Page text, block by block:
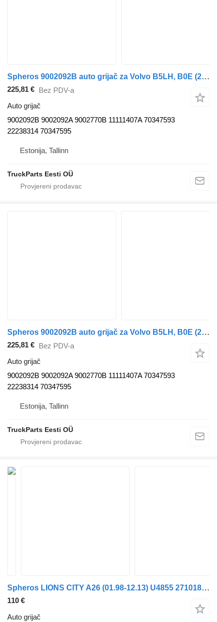
Spheros 9002092B auto grijač za Volvo B5LH, B0E (2008-) autobusa
225,81 € Bez PDV-a
Auto grijač
9002092B 9002092A 9002770B 11111407A 70347593
22238314 70347595
Estonija, Tallinn
TruckParts Eesti OÜ
Spheros 9002092B auto grijač za Volvo B5LH, B0E (2008-) autobusa
225,81 € Bez PDV-a
Auto grijač
9002092B 9002092A 9002770B 11111407A 70347593
22238314 70347595
Estonija, Tallinn
TruckParts Eesti OÜ
Spheros LIONS CITY A26 (01.98-12.13) U4855 2710185A auto grijač za MAN Lion's bus (1991-) autobusa
110 €
Auto grijač